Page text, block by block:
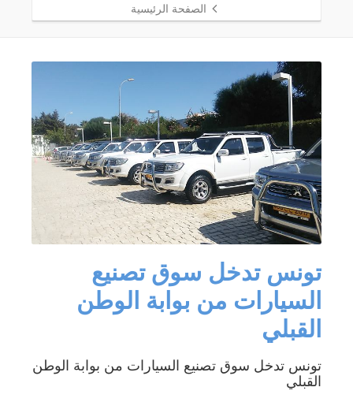
الصفحة الرئيسية
تونس تدخل سوق تصنيع
السيارات من بوابة الوطن
القبلي
تونس تدخل سوق تصنيع السيارات من بوابة الوطن
القبلي